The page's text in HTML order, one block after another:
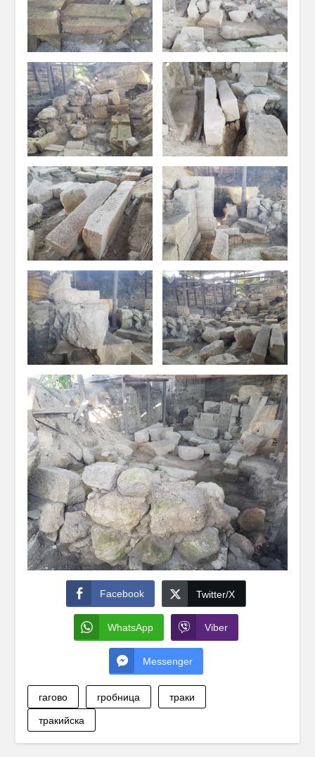
Facebook Twitter/X
WhatsApp Viber
Messenger
гагово гробница
траки
тракийска